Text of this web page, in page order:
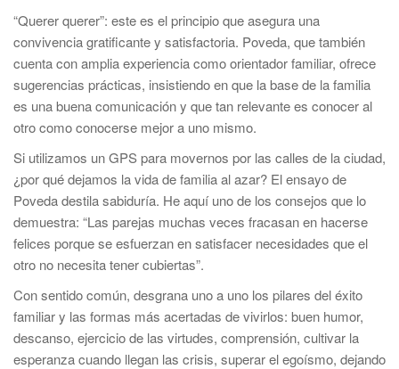
“Querer querer”: este es el principio que asegura una
convivencia gratificante y satisfactoria. Poveda, que también
cuenta con amplia experiencia como orientador familiar, ofrece
sugerencias prácticas, insistiendo en que la base de la familia
es una buena comunicación y que tan relevante es conocer al
otro como conocerse mejor a uno mismo.
Si utilizamos un GPS para movernos por las calles de la ciudad,
¿por qué dejamos la vida de familia al azar? El ensayo de
Poveda destila sabiduría. He aquí uno de los consejos que lo
demuestra: “Las parejas muchas veces fracasan en hacerse
felices porque se esfuerzan en satisfacer necesidades que el
otro no necesita tener cubiertas”.
Con sentido común, desgrana uno a uno los pilares del éxito
familiar y las formas más acertadas de vivirlos: buen humor,
descanso, ejercicio de las virtudes, comprensión, cultivar la
esperanza cuando llegan las crisis, superar el egoísmo, dejando